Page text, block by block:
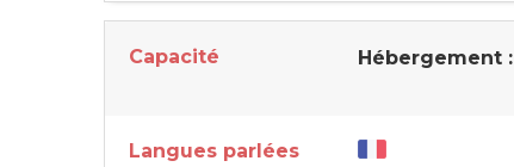
Capacité Hébergement :
Langues parlées